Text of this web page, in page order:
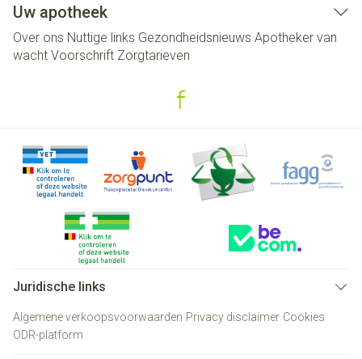
Uw apotheek
Over ons Nuttige links Gezondheidsnieuws Apotheker van
wacht Voorschrift Zorgtarieven
Juridische links
Algemene verkoopsvoorwaarden Privacy disclaimer Cookies
ODR-platform